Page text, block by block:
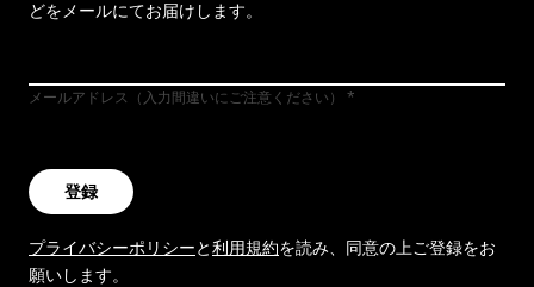
どをメールにてお届けします。
メールアドレス（入力間違いにご注意ください）
登録
プライバシーポリシーと利用規約を読み、同意の上ご登録をお
願いします。